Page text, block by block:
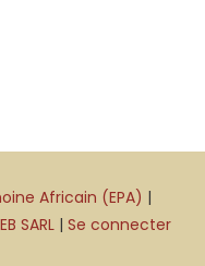
Africain (EPA) |
SARL | Se connecter